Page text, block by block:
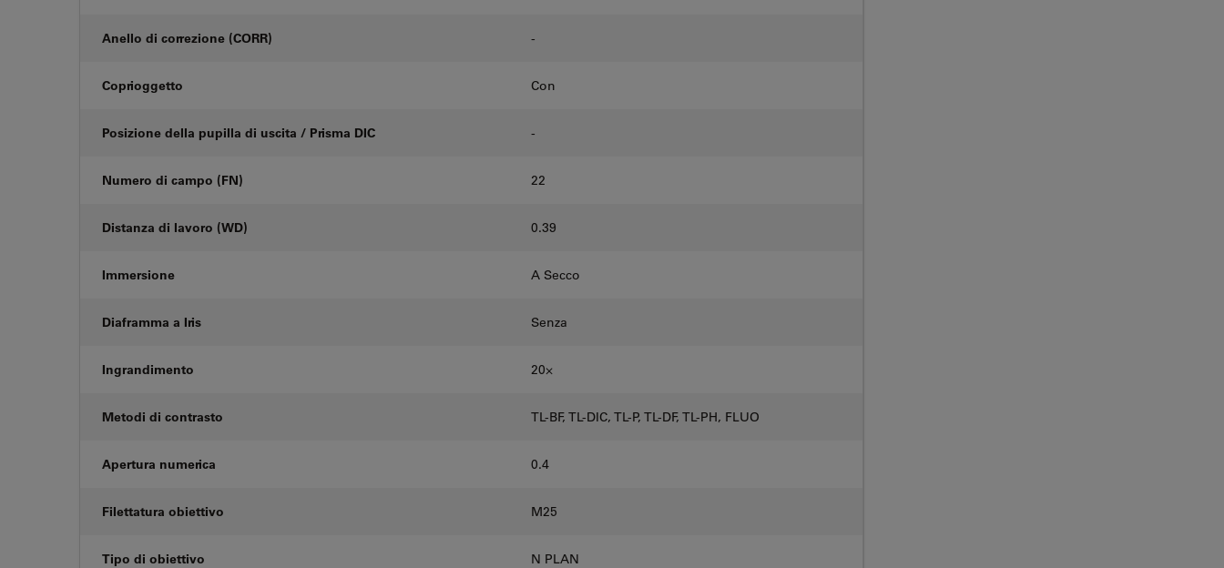
Anello di correzione (CORR) -
Coprioggetto Con
Posizione della pupilla di uscita / Prisma DIC -
Numero di campo (FN) 22
Distanza di lavoro (WD) 0.39
Immersione A Secco
Diaframma a Iris Senza
Ingrandimento 20⨉
Metodi di contrasto TL-BF, TL-DIC, TL-P, TL-DF, TL-PH, FLUO
Apertura numerica 0.4
Filettatura obiettivo M25
Tipo di obiettivo N PLAN